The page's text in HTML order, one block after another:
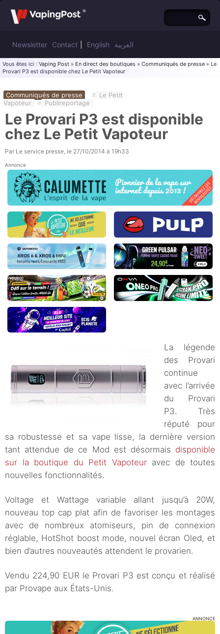
Newsletter Contact English العربية
Vous êtes ici : Vaping Post » En direct des boutiques » Communiqués de presse » Le
Provari P3 est disponible chez Le Petit Vapoteur
Communiqués de presse # Le Petit
Vapoteur
# Publireportage
Le Provari P3 est disponible
chez Le Petit Vapoteur
Par Le service presse, le 27/10/2014 à 19h33
Annonce
La légende
des Provari
continue
avec l’arrivée
du Provari
P3. Très
réputé pour
sa robustesse et sa vape lisse, la dernière version
tant attendue de ce Mod est désormais disponible
sur la boutique du Petit Vapoteuravec de toutes
nouvelles fonctionnalités.
Voltage et Wattage variable allant jusqu’à 20W,
nouveau top cap plat afin de favoriser les montages
avec de nombreux atomiseurs, pin de connexion
réglable, HotShot boost mode, nouvel écran Oled, et
bien d’autres nouveautés attendent le provarien.
Vendu 224,90 EUR le Provari P3 est conçu et réalisé
par Provape aux États-Unis.
ANNONCE